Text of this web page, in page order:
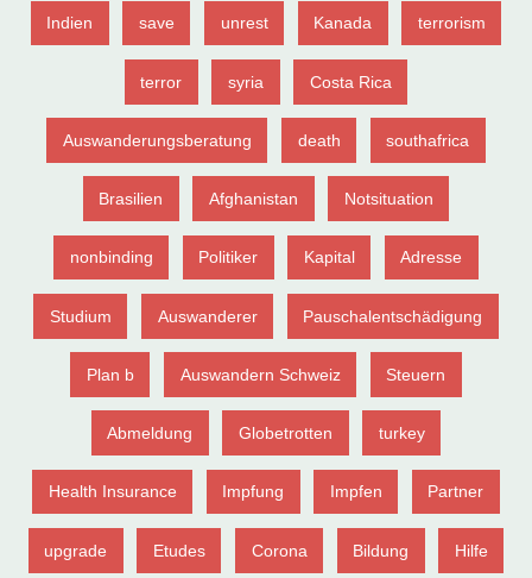
Indien save unrest Kanada terrorism
terror syria Costa Rica
Auswanderungsberatung death southafrica
Brasilien Afghanistan Notsituation
nonbinding Politiker Kapital Adresse
Studium Auswanderer Pauschalentschädigung
Plan b Auswandern Schweiz Steuern
Abmeldung Globetrotten turkey
Health Insurance Impfung Impfen Partner
upgrade Etudes Corona Bildung Hilfe